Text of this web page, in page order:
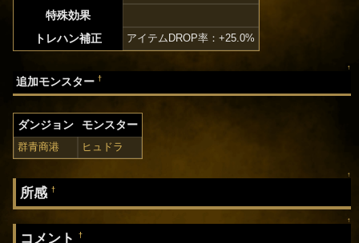
特殊効果
トレハン補正
アイテムDROP率：+25.0%
↑
追加モンスター†
ダンジョン モンスター
群青商港 ヒュドラ
↑
所感†
↑
コメント†